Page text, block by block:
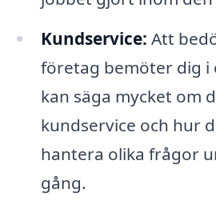
Kundservice: Att
företag bemöter dig i
kan säga mycket om
kundservice och hur
hantera olika frågor
gång.